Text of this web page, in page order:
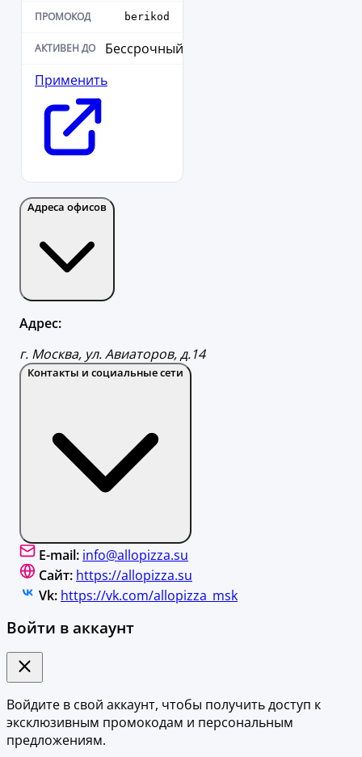
berikod
Бессрочный
Применить
Адреса офисов
Адрес:
г. Москва, ул. Авиаторов, д.14
Контакты и социальные сети
E-mail: info@allopizza.su
Сайт: https://allopizza.su
Vk: https://vk.com/allopizza_msk
Войти в аккаунт
Войдите в свой аккаунт, чтобы получить доступ к
эксклюзивным промокодам и персональным
предложениям.